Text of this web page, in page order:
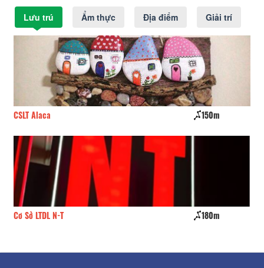
Lưu trú Ẩm thực Địa điểm Giải trí
CSLT Alaca 150m
Cơ Sở LTDL N-T 180m